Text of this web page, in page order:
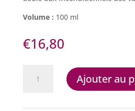
Volume : 100 ml
€16,80
Ajouter au